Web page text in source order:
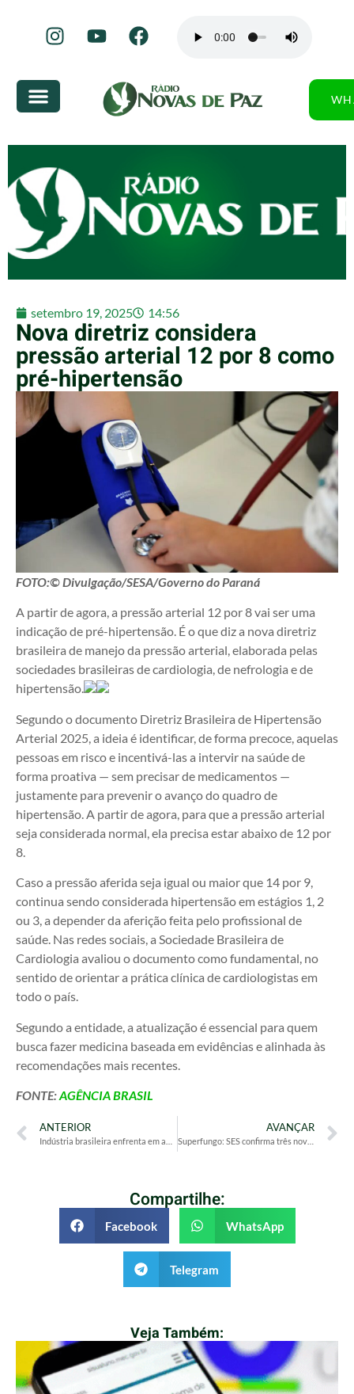
setembro 19, 2025 14:56
Nova diretriz considera
pressão arterial 12 por 8 como
pré-hipertensão
FOTO:© Divulgação/SESA/Governo do Paraná
A partir de agora, a pressão arterial 12 por 8 vai ser uma
indicação de pré-hipertensão. É o que diz a nova diretriz
brasileira de manejo da pressão arterial, elaborada pelas
sociedades brasileiras de cardiologia, de nefrologia e de
hipertensão.
Segundo o documento Diretriz Brasileira de Hipertensão
Arterial 2025, a ideia é identificar, de forma precoce, aquelas
pessoas em risco e incentivá-las a intervir na saúde de
forma proativa — sem precisar de medicamentos —
justamente para prevenir o avanço do quadro de
hipertensão. A partir de agora, para que a pressão arterial
seja considerada normal, ela precisa estar abaixo de 12 por
8.
Caso a pressão aferida seja igual ou maior que 14 por 9,
continua sendo considerada hipertensão em estágios 1, 2
ou 3, a depender da aferição feita pelo profissional de
saúde. Nas redes sociais, a Sociedade Brasileira de
Cardiologia avaliou o documento como fundamental, no
sentido de orientar a prática clínica de cardiologistas em
todo o país.
Segundo a entidade, a atualização é essencial para quem
busca fazer medicina baseada em evidências e alinhada às
recomendações mais recentes.
FONTE:AGÊNCIA BRASIL
ANTERIOR AVANÇAR
Superfungo: SES confirma três novos casos de Candida auris em Pernambuco, com duas mortes
Compartilhe:
Facebook WhatsApp
Telegram
Veja Também: